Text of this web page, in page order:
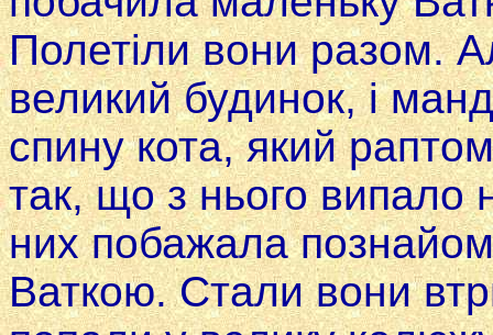
Полетіли вони разом.
великий будинок, i
спину кота, який
так, що з нього
них побажала
Ваткою. Стали вони